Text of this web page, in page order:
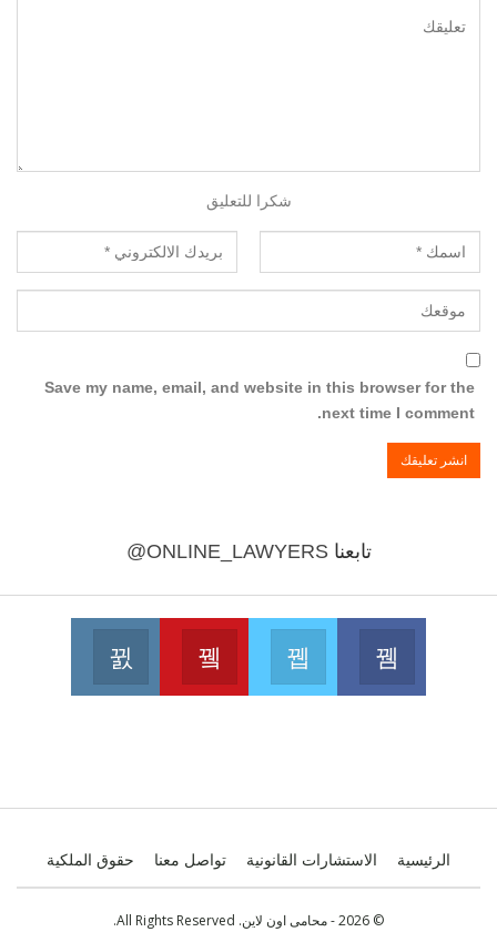
شكرا للتعليق
Save my name, email, and website in this browser for the
next time I comment.
تابعنا@ONLINE_LAWYERS
Facebook
Join us on Facebook
Twitter
Join us on Twitter
Youtube
Join us on Youtube
الرئيسية الاستشارات القانونية تواصل معنا حقوق الملكية
© 2026 - محامى اون لاين. All Rights Reserved.